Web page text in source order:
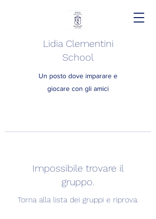
Lidia Clementini
School
Un posto dove imparare e
giocare con gli amici
Impossibile trovare il
gruppo.
Torna alla lista dei gruppi e riprova.